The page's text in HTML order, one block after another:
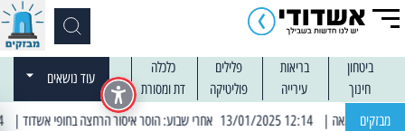
ביטחון בריאות פלילים
כלכלה
חינוך
עירייה פוליטיקה דת ומסורת
עוד נושאים
מבזקים | 12:14 13/01/2025 אחרי שבוע: הוסר איסור הרחצה בחופי אשדוד | 13:04 14/01/2025 עובדים בלילות: עבודות קרצוף וריבוד אספלט